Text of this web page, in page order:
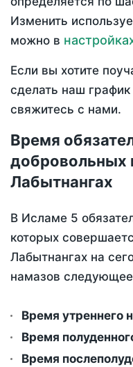
Изменить
можно в
Если вы хотите
сделать наш
свяжитесь с нами.
Время
добровольных
Лабытнангах
В Исламе 5
которых
Лабытнангах на
намазов
Время утреннего
Время
Время